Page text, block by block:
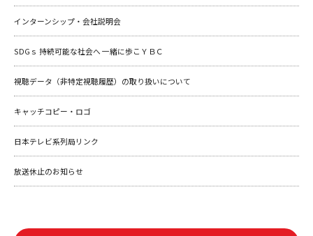
インターンシップ・会社説明会
SDGｓ 持続可能な社会へ 一緒に歩こＹＢＣ
視聴データ（非特定視聴履歴）の取り扱いについて
キャッチコピー・ロゴ
日本テレビ系列局リンク
放送休止のお知らせ